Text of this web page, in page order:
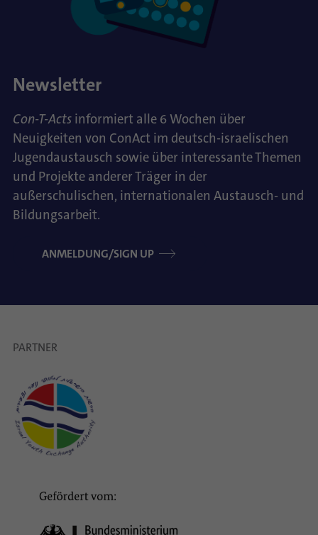
Newsletter
Con-T-Acts informiert alle 6 Wochen über
Neuigkeiten von ConAct im deutsch-israelischen
Jugendaustausch sowie über interessante Themen
und Projekte anderer Träger in der
außerschulischen, internationalen Austausch- und
Bildungsarbeit.
ANMELDUNG/SIGN UP
PARTNER